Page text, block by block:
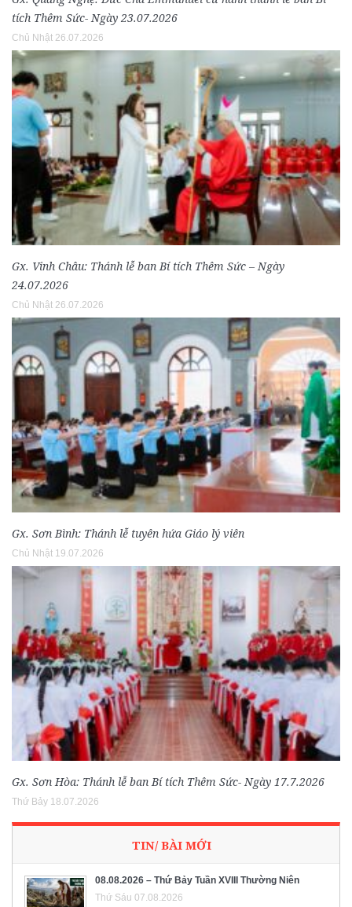
tích Thêm Sức- Ngày 23.07.2026
Chủ Nhật 26.07.2026
Gx. Vinh Châu: Thánh lễ ban Bí tích Thêm Sức – Ngày
24.07.2026
Chủ Nhật 26.07.2026
Gx. Sơn Bình: Thánh lễ tuyên hứa Giáo lý viên
Chủ Nhật 19.07.2026
Gx. Sơn Hòa: Thánh lễ ban Bí tích Thêm Sức- Ngày 17.7.2026
Thứ Bảy 18.07.2026
TIN/ BÀI MỚI
08.08.2026 – Thứ Bảy Tuần XVIII Thường Niên
Thứ Sáu 07.08.2026